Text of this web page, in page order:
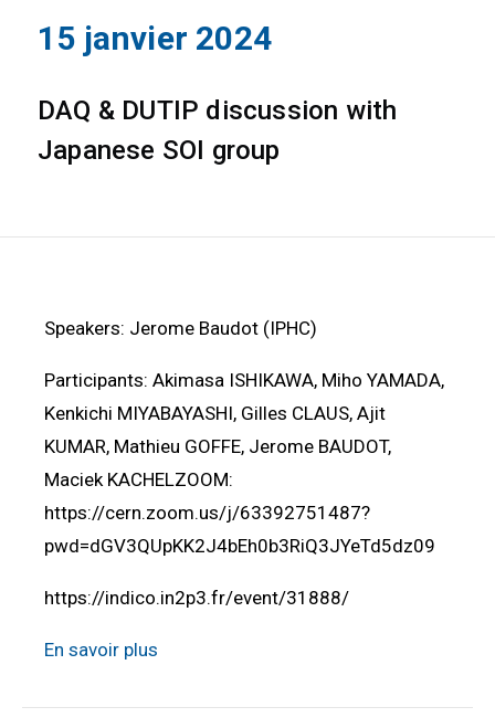
15 janvier 2024
DAQ & DUTIP discussion with
Japanese SOI group
Speakers: Jerome Baudot (IPHC)
Participants: Akimasa ISHIKAWA, Miho YAMADA,
Kenkichi MIYABAYASHI, Gilles CLAUS, Ajit
KUMAR, Mathieu GOFFE, Jerome BAUDOT,
Maciek KACHELZOOM:
https://cern.zoom.us/j/63392751487?
pwd=dGV3QUpKK2J4bEh0b3RiQ3JYeTd5dz09
https://indico.in2p3.fr/event/31888/
En savoir plus